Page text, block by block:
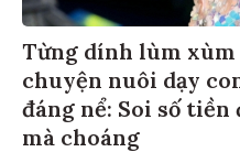
Từng dính lùm xùm
chuyện nuôi dạy
đáng nể: Soi số tiền
mà choáng